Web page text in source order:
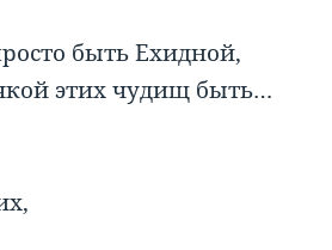
быть Ехидной,
этих чудищ быть…